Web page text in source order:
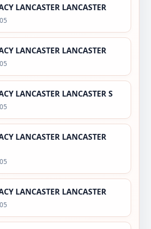
LANCASTER LANCASTER
LANCASTER LANCASTER
LANCASTER LANCASTER S
LANCASTER LANCASTER
LANCASTER LANCASTER